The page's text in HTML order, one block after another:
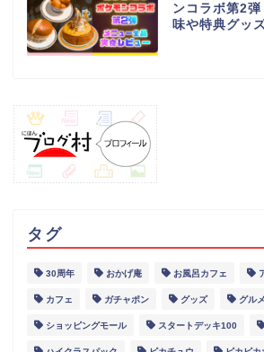
ンコラボ第2
味や特典グッ
タグ
30周年 おかげ庵 お風呂カフェ
カフェ ガチャポン グッズ グルメ
ショッピングモール スタートデッキ100